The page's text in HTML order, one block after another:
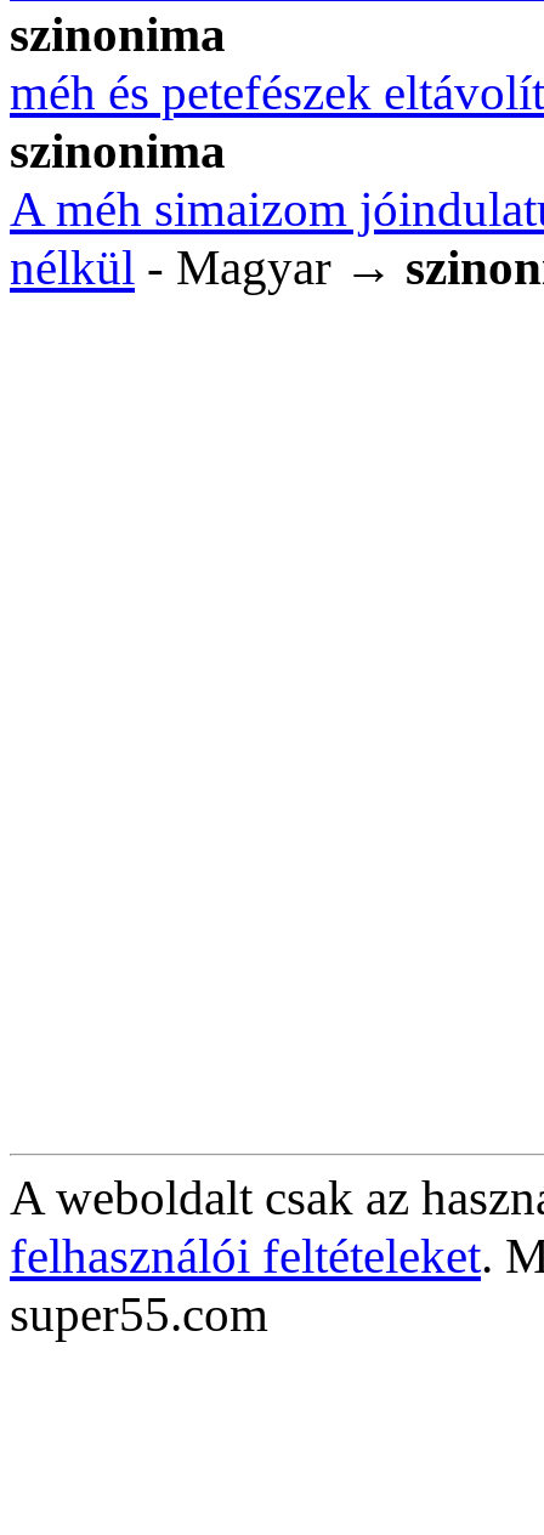
szinonima
méh és petefészek
szinonima
A méh simaizom
nélkül - Magyar →
A weboldalt csak az
felhasználói feltételeket.
super55.com